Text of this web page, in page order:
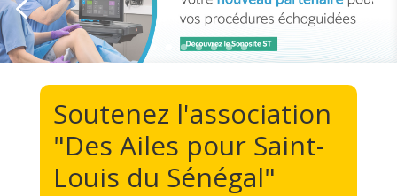
Soutenez l'association
"Des Ailes pour Saint-
Louis du Sénégal"